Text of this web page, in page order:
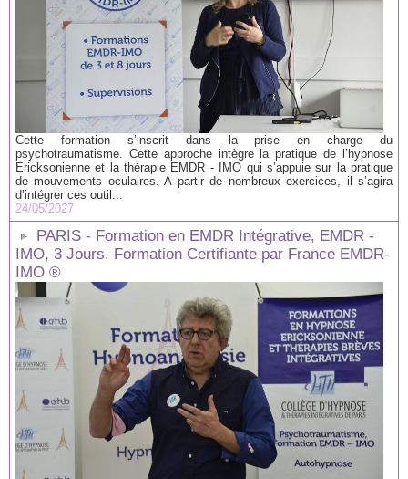
Cette formation s’inscrit dans la prise en charge du
psychotraumatisme. Cette approche intègre la pratique de l’hypnose
Ericksonienne et la thérapie EMDR - IMO qui s’appuie sur la pratique
de mouvements oculaires. A partir de nombreux exercices, il s’agira
d’intégrer ces outil...
24/05/2027
PARIS - Formation en EMDR Intégrative, EMDR -
IMO, 3 Jours. Formation Certifiante par France EMDR-
IMO ®